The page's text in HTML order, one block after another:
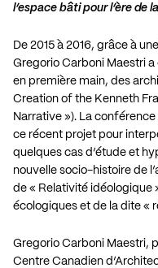
l’espace bâti pour l’ère de
De 2015 à 2016, grâce à
Gregorio Carboni Maestri a
en première main, des
Creation of the Kenneth
Narrative »). La
ce récent projet pour
quelques cas d’étude et
nouvelle socio-histoire de
de « Relativité idéologique
écologiques et de la dite «
Gregorio Carboni Maestri,
Centre Canadien